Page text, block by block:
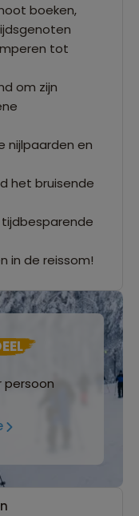
boeken,
tot
om zijn
nijlpaarden en
het bruisende
tijdbesparende
in de reissom!
persoon